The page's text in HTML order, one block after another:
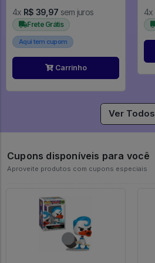
4x R$ 39,97 sem juros
Frete Grátis
Aqui tem cupom
Carrinho
4x
Ver Todos
Cupons disponíveis para você
Aproveite produtos com cupons especiais